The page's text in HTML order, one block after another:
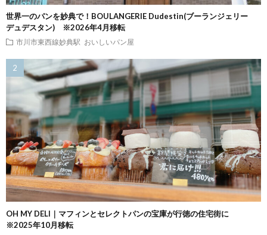
世界一のパンを妙典で！BOULANGERIE Dudestin(ブーランジェリー
デュデスタン) ※2026年4月移転
市川市東西線妙典駅 おいしいパン屋
OH MY DELI｜マフィンとセレクトパンの宝庫が行徳の住宅街に
※2025年10月移転